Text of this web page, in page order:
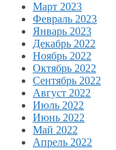
Март 2023
Февраль 2023
Январь 2023
Декабрь 2022
Ноябрь 2022
Октябрь 2022
Сентябрь 2022
Август 2022
Июль 2022
Июнь 2022
Май 2022
Апрель 2022